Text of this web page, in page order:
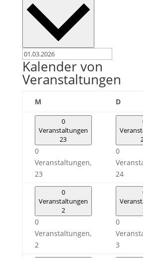
Kalender von
Veranstaltungen
MMontag D
0
Veranstaltungen
23
0
Veranstaltungen,
23
0
24
0
Veranstaltungen
2
0
Veranstaltungen,
2
0
3